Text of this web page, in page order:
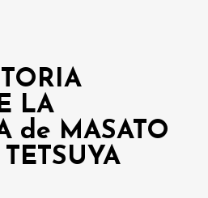
LA
de MASATO